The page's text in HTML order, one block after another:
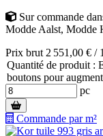
Sur commande
Modde Aalst, Modde
Prix brut 2 551,00 € /
Quantité de produit :
boutons pour
pc
Commande par m²